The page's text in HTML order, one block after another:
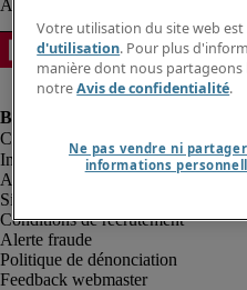
Informations sur la société
Avis de confidentialité
Site web et cookies
Conditions de recrutement
Alerte fraude
Politique de dénonciation
Feedback webmaster
Votre utilisation du site web
d'utilisation. Pour plus
manière dont nous
notreAvis de confidentialité.
Ne pas vendre ni partager
informations